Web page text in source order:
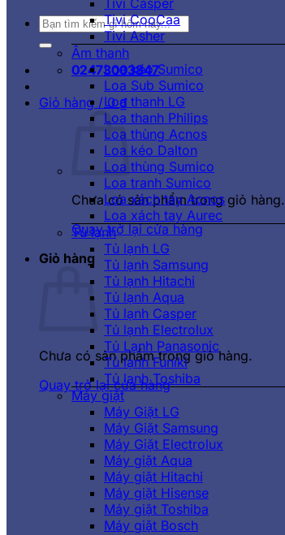
Tìm
02473003847
Giỏ hàng /0₫
Chưa có sản phẩm trong giỏ hàng.
Quay trở lại cửa hàng
Giỏ hàng
Chưa có sản phẩm trong giỏ hàng.
Quay trở lại cửa hàng
Tivi Casper
Tivi CooCaa
Tivi Asher
Âm thanh
Loa kéo Sumico
Loa Sub Sumico
Loa thanh LG
Loa thanh Philips
Loa thùng Acnos
Loa kéo Dalton
Loa thùng Sumico
Loa tranh Sumico
Loa xách tay Acnos
Loa xách tay Aurec
Tủ lạnh
Tủ lạnh LG
Tủ lạnh Samsung
Tủ lạnh Hitachi
Tủ lạnh Aqua
Tủ lạnh Casper
Tủ lạnh Electrolux
Tủ Lạnh Panasonic
Tủ lạnh Funiki
Tủ lạnh Toshiba
Máy giặt
Máy Giặt LG
Máy Giặt Samsung
Máy Giặt Electrolux
Máy giặt Aqua
Máy giặt Hitachi
Máy giặt Hisense
Máy giặt Toshiba
Máy giặt Bosch